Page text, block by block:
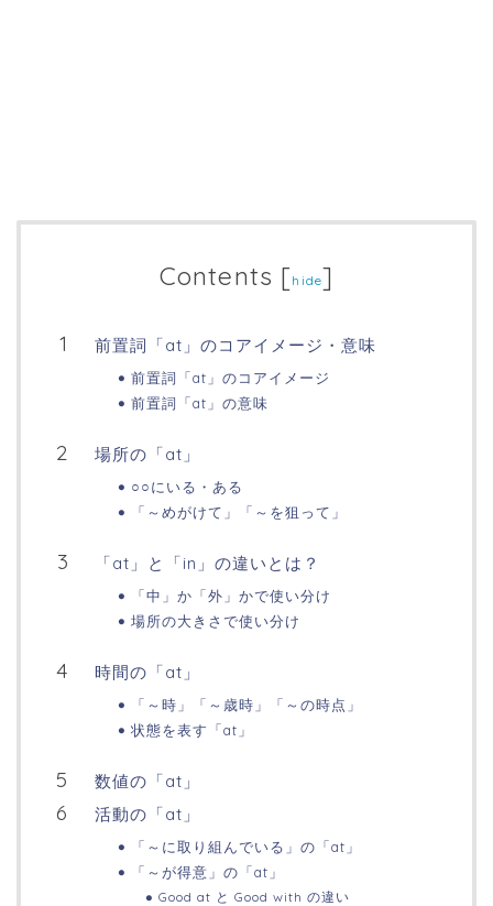
Contents [hide]
前置詞「at」のコアイメージ・意味
前置詞「at」のコアイメージ
前置詞「at」の意味
場所の「at」
○○にいる・ある
「～めがけて」「～を狙って」
「at」と「in」の違いとは？
「中」か「外」かで使い分け
場所の大きさで使い分け
時間の「at」
「～時」「～歳時」「～の時点」
状態を表す「at」
数値の「at」
活動の「at」
「～に取り組んでいる」の「at」
「～が得意」の「at」
Good at と Good with の違い